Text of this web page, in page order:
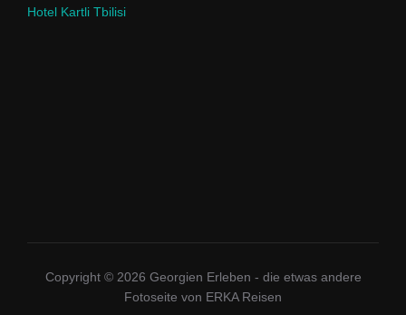
Hotel Kartli Tbilisi
Copyright © 2026 Georgien Erleben - die etwas andere
Fotoseite von ERKA Reisen